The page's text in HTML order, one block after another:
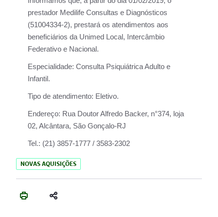
prestador Medilife Consultas e Diagnósticos
(51004334-2), prestará os atendimentos aos
beneficiários da Unimed Local, Intercâmbio
Federativo e Nacional.
Especialidade: Consulta Psiquiátrica Adulto e
Infantil.
Tipo de atendimento: Eletivo.
Endereço: Rua Doutor Alfredo Backer, n°374, loja
02, Alcântara, São Gonçalo-RJ
Tel.: (21) 3857-1777 / 3583-2302
NOVAS AQUISIÇÕES